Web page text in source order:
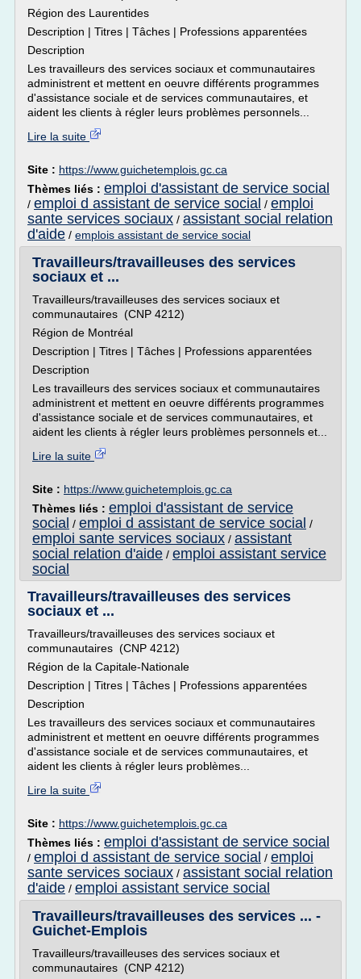
Région des Laurentides
Description | Titres | Tâches | Professions apparentées
Description
Les travailleurs des services sociaux et communautaires
administrent et mettent en oeuvre différents programmes
d'assistance sociale et de services communautaires, et
aident les clients à régler leurs problèmes personnels...
Lire la suite
Site : https://www.guichetemplois.gc.ca
Thèmes liés : emploi d'assistant de service social
/ emploi d assistant de service social / emploi
sante services sociaux / assistant social relation
d'aide / emplois assistant de service social
Travailleurs/travailleuses des services
sociaux et ...
Travailleurs/travailleuses des services sociaux et
communautaires (CNP 4212)
Région de Montréal
Description | Titres | Tâches | Professions apparentées
Description
Les travailleurs des services sociaux et communautaires
administrent et mettent en oeuvre différents programmes
d'assistance sociale et de services communautaires, et
aident les clients à régler leurs problèmes personnels et...
Lire la suite
Site : https://www.guichetemplois.gc.ca
Thèmes liés : emploi d'assistant de service
social / emploi d assistant de service social /
emploi sante services sociaux / assistant
social relation d'aide / emploi assistant service
social
Travailleurs/travailleuses des services
sociaux et ...
Travailleurs/travailleuses des services sociaux et
communautaires (CNP 4212)
Région de la Capitale-Nationale
Description | Titres | Tâches | Professions apparentées
Description
Les travailleurs des services sociaux et communautaires
administrent et mettent en oeuvre différents programmes
d'assistance sociale et de services communautaires, et
aident les clients à régler leurs problèmes...
Lire la suite
Site : https://www.guichetemplois.gc.ca
Thèmes liés : emploi d'assistant de service social
/ emploi d assistant de service social / emploi
sante services sociaux / assistant social relation
d'aide / emploi assistant service social
Travailleurs/travailleuses des services ... -
Guichet-Emplois
Travailleurs/travailleuses des services sociaux et
communautaires (CNP 4212)